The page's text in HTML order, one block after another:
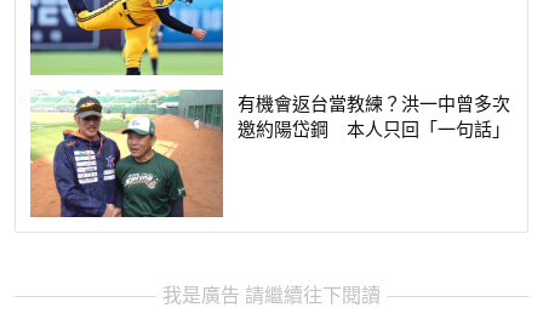
有機會返台當教練？洪一中曾多次
邀約陽岱鋼 本人只回「一句話」
我是廣告 請繼續往下閱讀